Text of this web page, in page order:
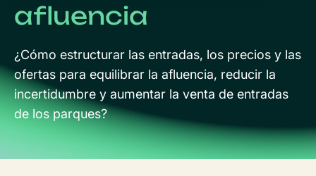
afluencia
¿Cómo estructurar las entradas, los precios y las
ofertas para equilibrar la afluencia, reducir la
incertidumbre y aumentar la venta de entradas
de los parques?